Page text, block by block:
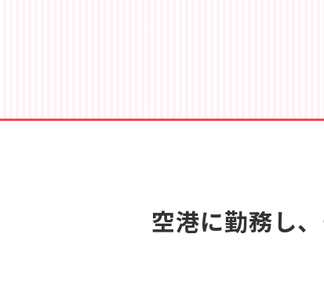
空港に勤務し